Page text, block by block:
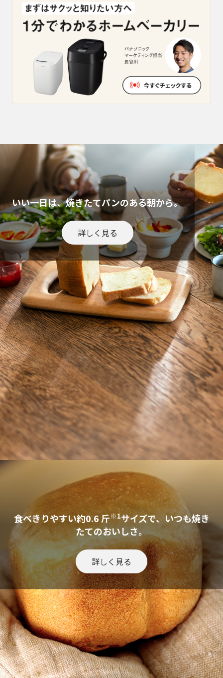
いい一日は、焼きたてパンのある朝から。
詳しく見る
食べきりやすい約0.6 斤※1サイズで、いつも焼き
たてのおいしさ。
詳しく見る